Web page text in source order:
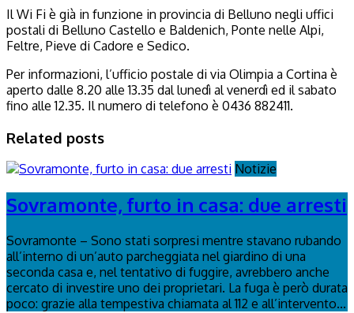
Il Wi Fi è già in funzione in provincia di Belluno negli uffici
postali di Belluno Castello e Baldenich, Ponte nelle Alpi,
Feltre, Pieve di Cadore e Sedico.
Per informazioni, l’ufficio postale di via Olimpia a Cortina è
aperto dalle 8.20 alle 13.35 dal lunedì al venerdì ed il sabato
fino alle 12.35. Il numero di telefono è 0436 882411.
Related posts
Notizie
Sovramonte, furto in casa: due arresti
Sovramonte – Sono stati sorpresi mentre stavano rubando
all’interno di un’auto parcheggiata nel giardino di una
seconda casa e, nel tentativo di fuggire, avrebbero anche
cercato di investire uno dei proprietari. La fuga è però durata
poco: grazie alla tempestiva chiamata al 112 e all’intervento...